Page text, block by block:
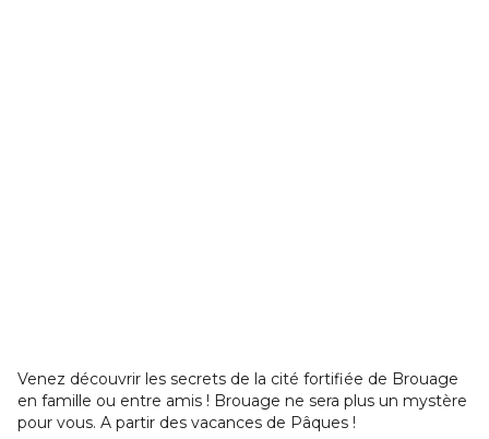
Venez découvrir les secrets de la cité fortifiée de Brouage
en famille ou entre amis ! Brouage ne sera plus un mystère
pour vous. A partir des vacances de Pâques !